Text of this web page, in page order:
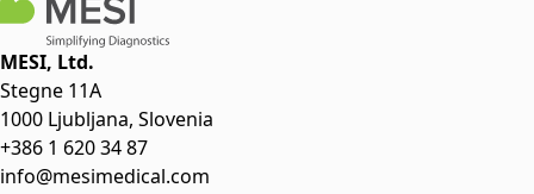
MESI, Ltd.
Stegne 11A
1000 Ljubljana, Slovenia
+386 1 620 34 87
info@mesimedical.com